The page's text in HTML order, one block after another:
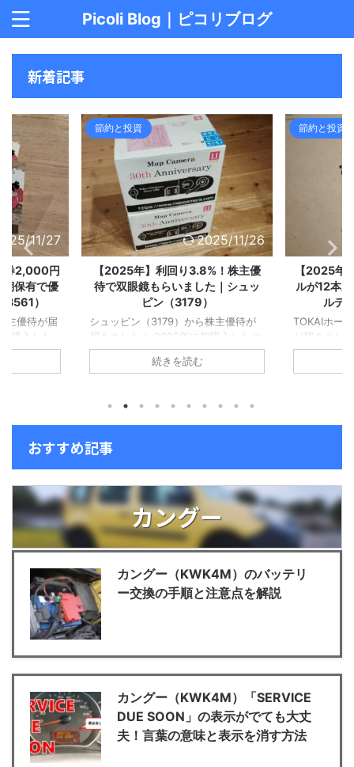
Picoli Blog｜ピコリブログ
新着記事
11/26
！株主優
｜シュッ
主優待が
入したの
るようにな
ハッセルな
メラ、交換
中古は個人
、新品はメ
パートによ
て、店舗・
（GMT / ...
節約と投資
2025/9/1
【2025年】株主優待でペットボト
ルが12本届きました｜TOKAIホー
ルディングス（3167）
TOKAIホールディングスから株主優待
が届きました！ 2025年に100株購入
したので、今年から優待がもらえるよ
うになりました。 TOKAIホールディ
HD3月末、9月末3.22% ※2025年8月
27日時点のTOKAIホールディングスの
株価は1,056円です。 1株当たり年間
配当金は34 円。 今後も利益配分につ
いては、連結業績を反映した利益還元
を基本としながら、安定的な配当の継
続に努めていく方針です。 2025年3
月期の株主 ...
続きを読む
節約と投資
【2025年
天モバイ
｜無
楽天の株主
eSIM」を発
主優待で通
が、ある日
通常のSIM
しするだけ
ータとして
度削除する
おすすめ記事
カングー
カングー（KWK4M）のバッテリ
ー交換の手順と注意点を解説
カングー（KWK4M）「SERVICE
DUE SOON」の表示がでても大丈
夫！言葉の意味と表示を消す方法